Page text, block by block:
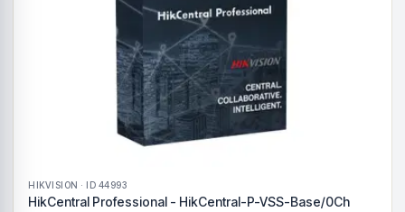
HIKVISION · ID 44993
HikCentral Professional - HikCentral-P-VSS-Base/0Ch